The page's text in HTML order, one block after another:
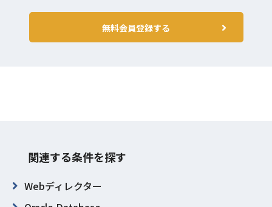
無料会員登録する
関連する条件を探す
Webディレクター